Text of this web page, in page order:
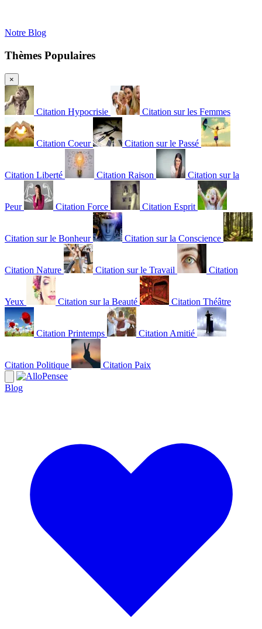
Notre Blog
Thèmes Populaires
×
Citation Hypocrisie Citation sur les Femmes
Citation Coeur Citation sur le Passé
Citation Liberté Citation Raison Citation sur la
Peur Citation Force Citation Esprit
Citation sur le Bonheur Citation sur la Conscience
Citation Nature Citation sur le Travail Citation
Yeux Citation sur la Beauté Citation Théâtre
Citation Printemps Citation Amitié
Citation Politique Citation Paix
Blog